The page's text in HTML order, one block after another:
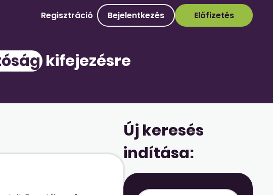
Regisztráció Bejelentkezés Előfizetés
kifejezésre
Új keresés
indítása: